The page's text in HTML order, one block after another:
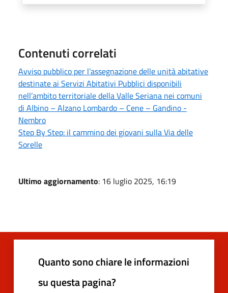
Contenuti correlati
Avviso pubblico per l’assegnazione delle unità abitative
destinate ai Servizi Abitativi Pubblici disponibili
nell’ambito territoriale della Valle Seriana nei comuni
di Albino – Alzano Lombardo – Cene – Gandino -
Nembro
Step By Step: il cammino dei giovani sulla Via delle
Sorelle
Ultimo aggiornamento: 16 luglio 2025, 16:19
Quanto sono chiare le informazioni
su questa pagina?